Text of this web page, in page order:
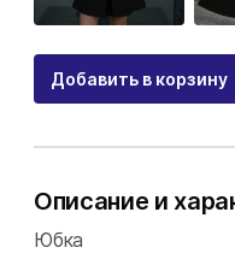
Добавить в корзину
Описание и
Юбка